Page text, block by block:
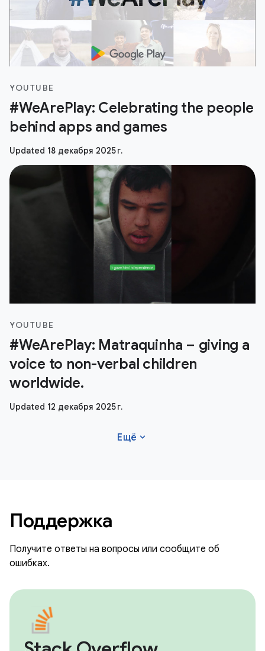
YOUTUBE
#WeArePlay: Celebrating the people
behind apps and games
Updated 18 декабря 2025 г.
YOUTUBE
#WeArePlay: Matraquinha – giving a
voice to non-verbal children
worldwide.
Updated 12 декабря 2025 г.
Ещё expand_more
Поддержка
Получите ответы на вопросы или сообщите об
ошибках.